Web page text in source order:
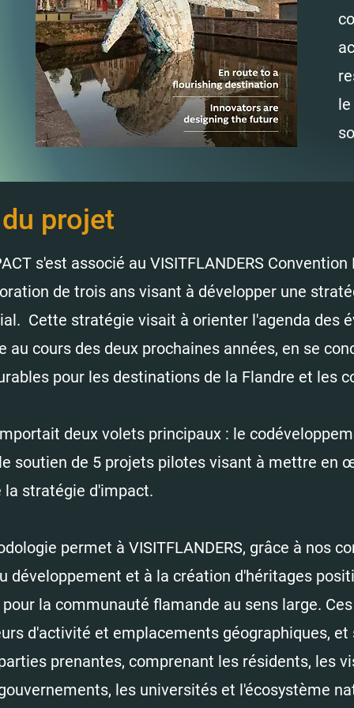
s'est associé au VISITFLANDERS
de trois ans visant à développer une
Cette stratégie visait à orienter l'agenda des
au cours des deux prochaines années, en se
pour les destinations de la Flandre et les
deux volets principaux : le
soutien de 5 projets pilotes visant à mettre en
la stratégie d'impact.
permet à VISITFLANDERS, grâce à nos
développement et à la création d'héritages
la communauté flamande au sens large.
d'activité et emplacements géographiques,
prenantes, comprenant les résidents, les
les universités et l'écosystème
projet